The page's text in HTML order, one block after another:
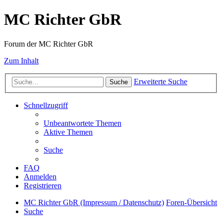
MC Richter GbR
Forum der MC Richter GbR
Zum Inhalt
Suche Erweiterte Suche
Schnellzugriff
Unbeantwortete Themen
Aktive Themen
Suche
FAQ
Anmelden
Registrieren
MC Richter GbR (Impressum / Datenschutz) Foren-Übersicht
Suche